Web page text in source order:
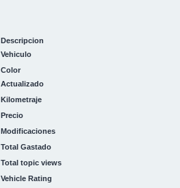
Descripcion
Vehiculo
Color
Actualizado
Kilometraje
Precio
Modificaciones
Total Gastado
Total topic views
Vehicle Rating